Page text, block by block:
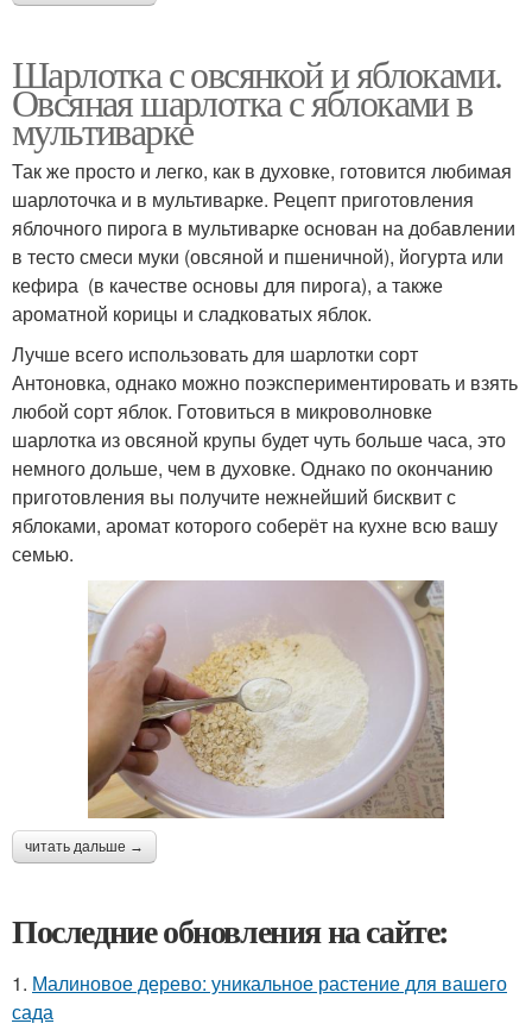
Шарлотка с овсянкой и яблоками.
Овсяная шарлотка с яблоками в
мультиварке
Так же просто и легко, как в духовке, готовится любимая
шарлоточка и в мультиварке. Рецепт приготовления
яблочного пирога в мультиварке основан на добавлении
в тесто смеси муки (овсяной и пшеничной), йогурта или
кефира (в качестве основы для пирога), а также
ароматной корицы и сладковатых яблок.
Лучше всего использовать для шарлотки сорт
Антоновка, однако можно поэкспериментировать и взять
любой сорт яблок. Готовиться в микроволновке
шарлотка из овсяной крупы будет чуть больше часа, это
немного дольше, чем в духовке. Однако по окончанию
приготовления вы получите нежнейший бисквит с
яблоками, аромат которого соберёт на кухне всю вашу
семью.
читать дальше →
Последние обновления на сайте:
1. Малиновое дерево: уникальное растение для вашего
сада